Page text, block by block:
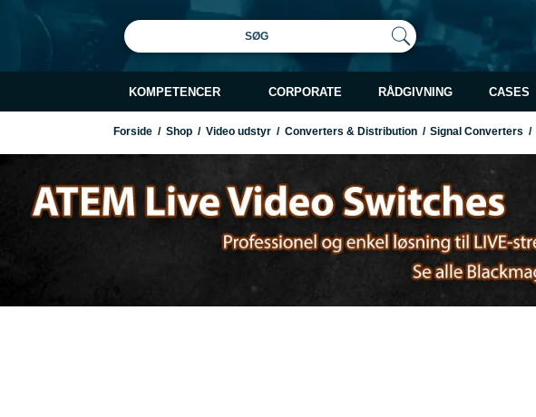
SØG
KOMPETENCER CORPORATE RÅDGIVNING CASES
Forside / Shop / Video udstyr / Converters & Distribution / Signal Converters /